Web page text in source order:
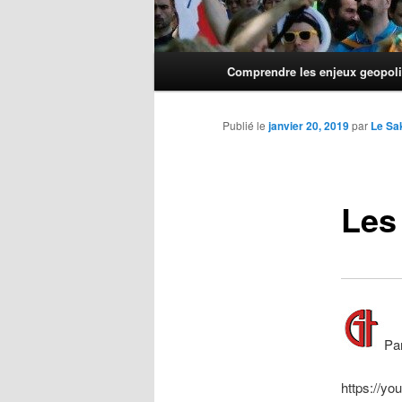
Comprendre les enjeux
Publié le janvier 20, 2019par Le
https://